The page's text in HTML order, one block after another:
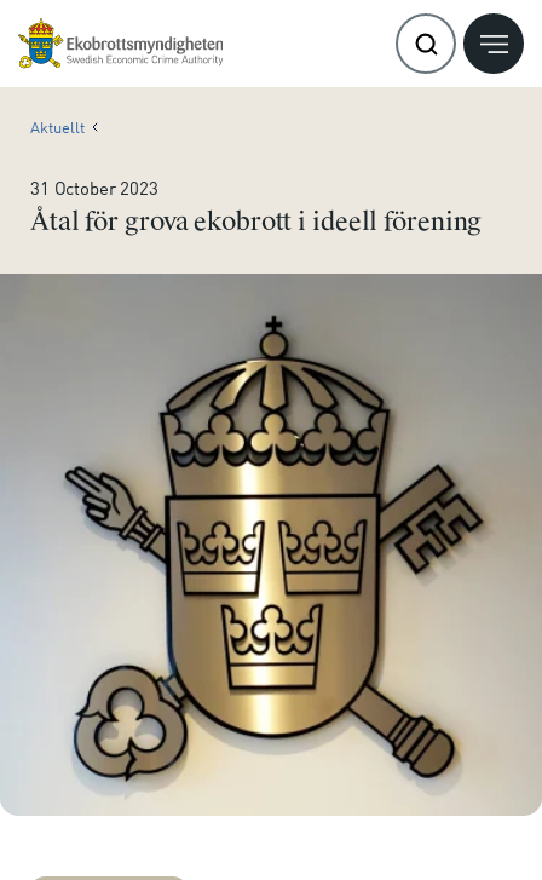
Aktuellt
31 October 2023
Åtal för grova ekobrott i ideell förening